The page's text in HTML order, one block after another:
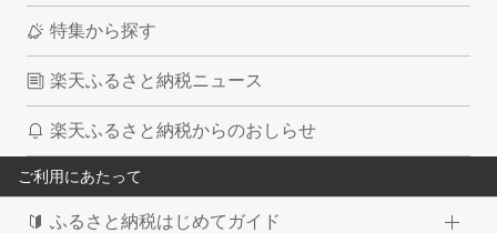
特集から探す
楽天ふるさと納税ニュース
楽天ふるさと納税からのおしらせ
ご利用にあたって
ふるさと納税はじめてガイド